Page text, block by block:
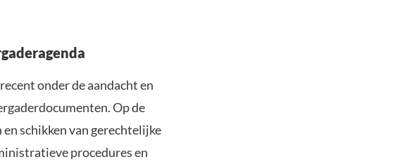
onder de aandacht en
Op de
schikken van gerechtelijke
procedures en